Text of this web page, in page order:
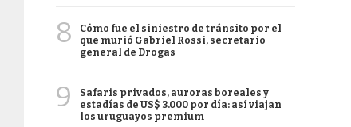
8
Cómo fue el siniestro de tránsito por el
que murió Gabriel Rossi, secretario
general de Drogas
9
Safaris privados, auroras boreales y
estadías de US$ 3.000 por día: así viajan
los uruguayos premium